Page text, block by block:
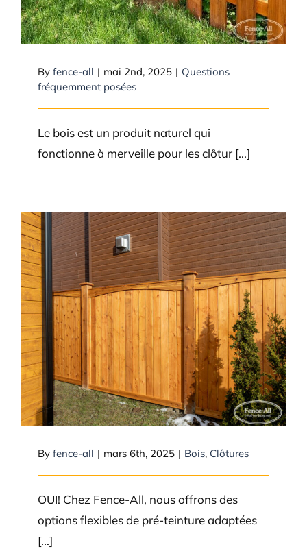
By fence-all | mai 2nd, 2025 | Questions
fréquemment posées
Le bois est un produit naturel qui
fonctionne à merveille pour les clôtur [...]
Fence-All peut-il pré-teindre
SEULEMENT mes poteaux en
bois et non toute la clôture?
By fence-all | mars 6th, 2025 | Bois, Clôtures
OUI! Chez Fence-All, nous offrons des
options flexibles de pré-teinture adaptées
[...]